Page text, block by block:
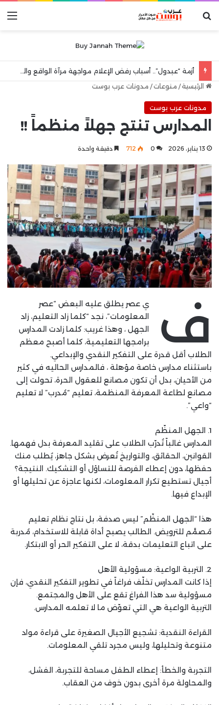
بحث عن
الرئيسية/ منوعات/ مدونات عرب بوست
مدونات عرب بوست
المدارس تنتج جهلاً منظماً !!
13 يناير، 2026 0
712 دقيقة واحدة
ف
ي عصر يطلق عليه البعض “عصر
المعلومات”، نجد “كلما زاد التعليم، زاد
الجهل ، وهذا غريب: كلما زادت المدارس
برامجها التعليمية، كلما أصبح معظم
الطلاب أقل قدرة على التفكير النقدي والإبداعي.
باستثناء مدارس خاصة مؤهلة ، فالمدارس الحاليه في كثير
من الأحيان، بدل أن تكون مصانع للعقول الحرة، تحولت إلى
مصانع لطاعة المعرفة المنظمة، تعليم “مُدرب” لا تعليم
“واعي”.
1. الجهل المنظّم
المدارس غالباً تُدرّب الطلاب على تقليد المعرفة بدل فهمها.
القوانين، الحقائق، والتواريخ تُعرض بشكل جاهز، يُطلب منك
حفظها، دون إعطاء الفرصة للتساؤل أو التشكيك. النتيجة؟
أجيال تستطيع تكرار المعلومات، لكنها عاجزة عن تحليلها أو
الإبداع فيها.
هذا “الجهل المنظّم” ليس صدفة، بل نتاج نظام تعليم
مُصمَّم للترويض. الطالب يصبح أداة قابلة للاستخدام، مُدربة
على اتباع التعليمات بدقة، لا على التفكير الحر أو الابتكار.
2. التربية الواعية: مسؤولية الأهل
إذا كانت المدارس تخلّف فراغاً في تطوير التفكير النقدي، فإن
مسؤولية سد هذا الفراغ تقع على الأهل والمجتمع.
التربية الواعية هي التي تعوّض ما لا تعلمه المدارس.
القراءة النقدية: تشجيع الأجيال الصغيرة على قراءة مواد
متنوعة وتحليلها، وليس مجرد تلقي المعلومات.
التجربة والخطأ: إعطاء الطفل مساحة للتجربة، الفشل،
والمحاولة مرة أخرى بدون خوف من العقاب.